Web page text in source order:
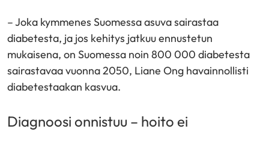
– Joka kymmenes Suomessa asuva sairastaa
diabetesta, ja jos kehitys jatkuu ennustetun
mukaisena, on Suomessa noin 800 000 diabetesta
sairastavaa vuonna 2050, Liane Ong havainnollisti
diabetestaakan kasvua.
Diagnoosi onnistuu – hoito ei